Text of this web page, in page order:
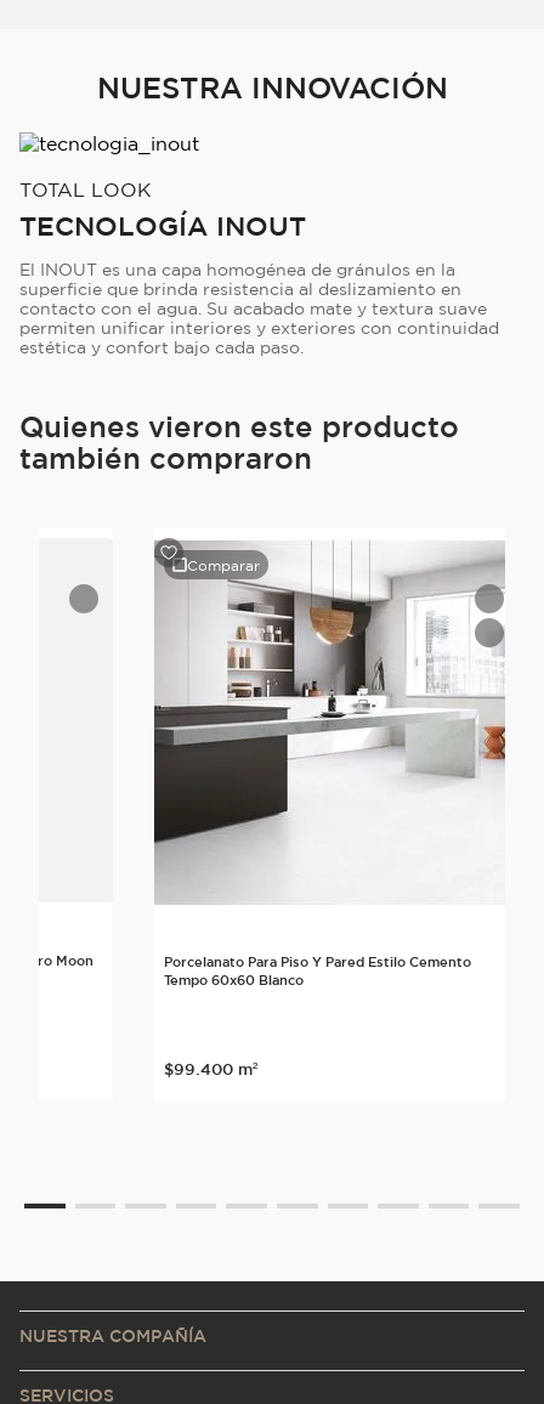
NUESTRA INNOVACIÓN
TOTAL LOOK
TECNOLOGÍA INOUT
El INOUT es una capa homogénea de gránulos en la
superficie que brinda resistencia al deslizamiento en
contacto con el agua. Su acabado mate y textura suave
permiten unificar interiores y exteriores con continuidad
estética y confort bajo cada paso.
Quienes vieron este producto
también compraron
Neutro Moon
Comparar
Porcelanato Para Piso Y Pared Estilo Cemento
Tempo 60x60 Blanco
$99.400 m²
NUESTRA COMPAÑÍA
SERVICIOS